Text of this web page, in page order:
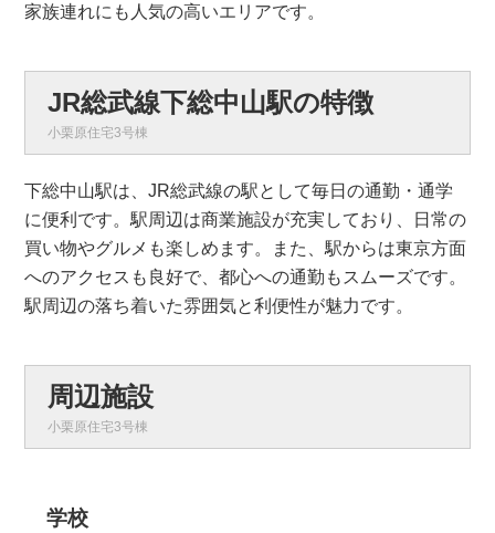
家族連れにも人気の高いエリアです。
JR総武線下総中山駅の特徴
小栗原住宅3号棟
下総中山駅は、JR総武線の駅として毎日の通勤・通学
に便利です。駅周辺は商業施設が充実しており、日常の
買い物やグルメも楽しめます。また、駅からは東京方面
へのアクセスも良好で、都心への通勤もスムーズです。
駅周辺の落ち着いた雰囲気と利便性が魅力です。
周辺施設
小栗原住宅3号棟
学校